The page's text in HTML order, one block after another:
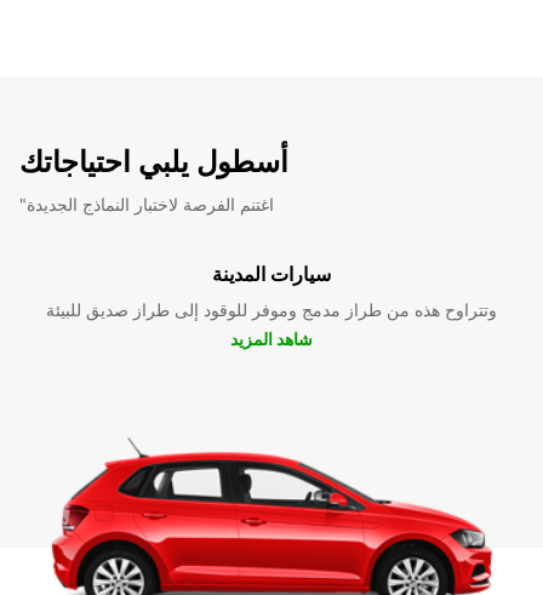
أسطول يلبي احتياجاتك
"اغتنم الفرصة لاختبار النماذج الجديدة
سيارات المدينة
وتتراوح هذه من طراز مدمج وموفر للوقود إلى طراز صديق للبيئة
شاهد المزيد